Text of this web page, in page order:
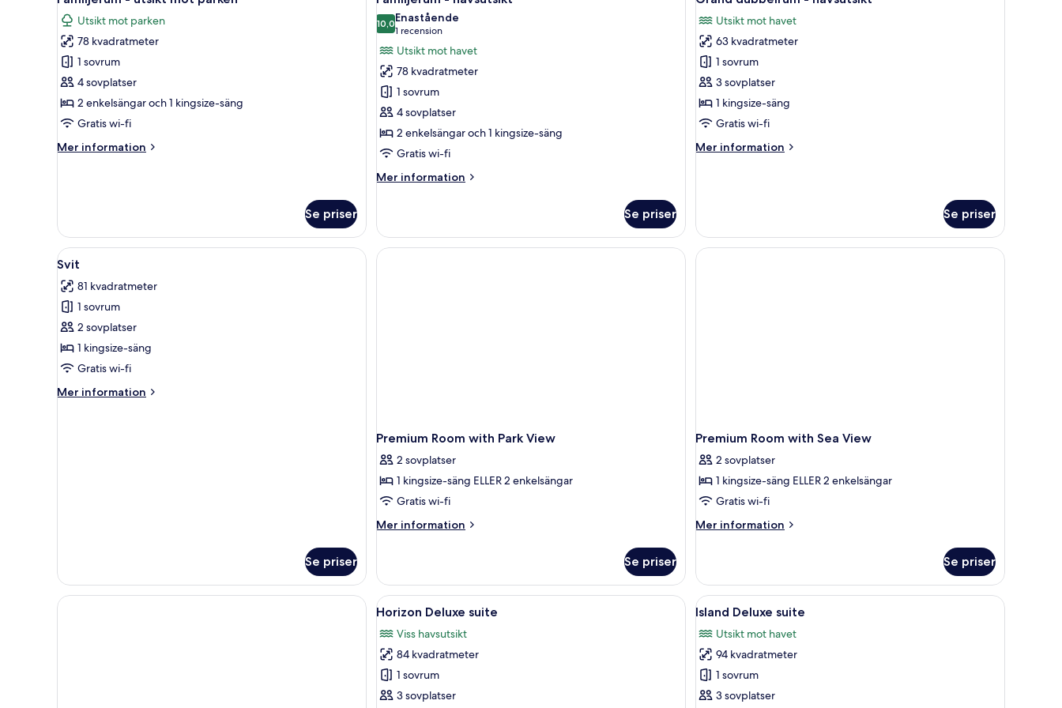
mot
parken
alla
foton
för
Familjerum
-
utsikt
mot
Utsikt mot parken
78 kvadratmeter
1 sovrum
4 sovplatser
2 enkelsängar och 1 kingsize-säng
Gratis wi-fi
Mer information
Mer
mot
parken
Se priser
alla
foton
för
Familjerum
-
havsutsikt
10,010,0 av 10
Enastående
1 recension
(1 recension)
Utsikt mot havet
78 kvadratmeter
1 sovrum
4 sovplatser
2 enkelsängar och 1 kingsize-säng
Gratis wi-fi
Mer information
Mer
-
havsutsikt
Se priser
alla
foton
för
Grand
dubbelrum
-
havsutsikt
Utsikt mot havet
63 kvadratmeter
1 sovrum
3 sovplatser
1 kingsize-säng
Gratis wi-fi
Mer information
Mer
havsutsikt
Se priser
Öppna
alla
foton
för
Svit
Ett modernt sovrum med en säng, ett sängbord och en lampa.
17
Svit
81 kvadratmeter
1 sovrum
2 sovplatser
1 kingsize-säng
Gratis wi-fi
Mer information
Mer
Se priser
Premium Room with Park View
2 sovplatser
1 kingsize-säng ELLER 2 enkelsängar
Gratis wi-fi
Mer information
Mer
Room
with
Park
Se priser
Premium Room with Sea View
2 sovplatser
1 kingsize-säng ELLER 2 enkelsängar
Gratis wi-fi
Mer information
Mer
Room
with
Sea
Se priser
Öppna
alla
foton
för
Horizon
Deluxe
Ett modernt hotellrum med en stor säng, utsikt över stadsbilden och en balkong med ett bord och stolar.
16
Horizon Deluxe suite
Viss havsutsikt
84 kvadratmeter
1 sovrum
3 sovplatser
Öppna
alla
foton
för
Island
Deluxe
Ett modernt sovrum med en stor säng, ett
14
Island Deluxe suite
Utsikt mot havet
94 kvadratmeter
1 sovrum
3 sovplatser